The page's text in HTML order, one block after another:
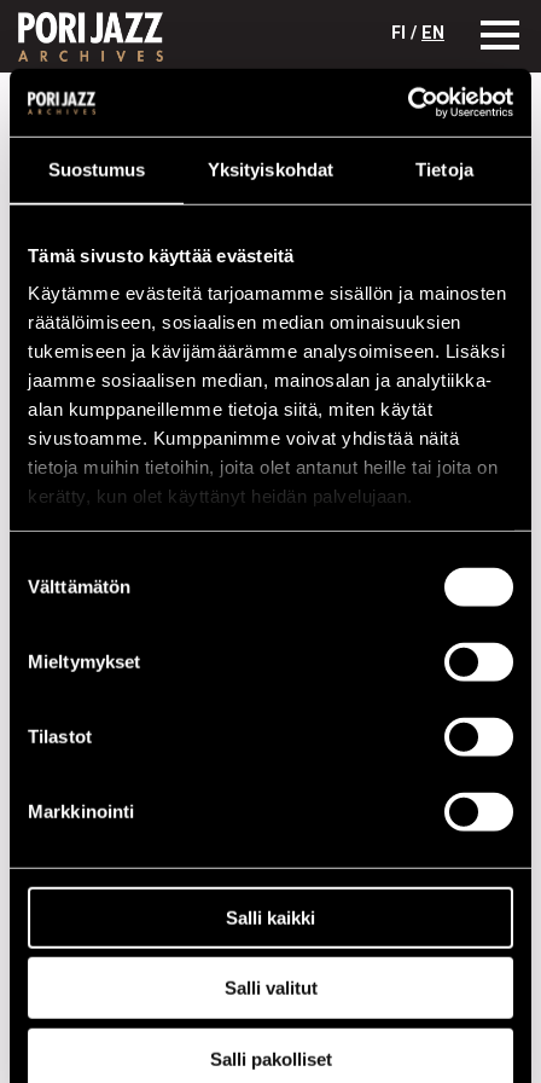
Suostumus Yksityiskohdat Tietoja
Tämä sivusto käyttää evästeitä
Käytämme evästeitä tarjoamamme sisällön ja mainosten
räätälöimiseen, sosiaalisen median ominaisuuksien
tukemiseen ja kävijämäärämme analysoimiseen. Lisäksi
jaamme sosiaalisen median, mainosalan ja analytiikka-
alan kumppaneillemme tietoja siitä, miten käytät
sivustoamme. Kumppanimme voivat yhdistää näitä
tietoja muihin tietoihin, joita olet antanut heille tai joita on
kerätty, kun olet käyttänyt heidän palvelujaan.
valinta
Välttämätön
Mieltymykset
Tilastot
Markkinointi
Salli kaikki
Salli valitut
Salli pakolliset
FI / EN
2000-LUKU
1990-LUKU
1980-LUKU
Festivaalivuodet Jam Session: Nina Mya "Soul Time"
Jam Session: Nina Mya "Soul Time"
NIMI INSTRUMENTTI
Fredriksson Jussi
keyboards
Höynälä Nina
vocals
Pynssi Ville
drums
Tikkanen Eero
bass